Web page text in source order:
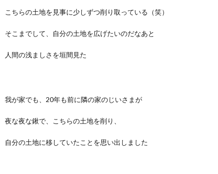
こちらの土地を見事に少しずつ削り取っている（笑）
そこまでして、自分の土地を広げたいのだなあと
人間の浅ましさを垣間見た
我が家でも、20年も前に隣の家のじいさまが
夜な夜な鍬で、こちらの土地を削り、
自分の土地に移していたことを思い出しました